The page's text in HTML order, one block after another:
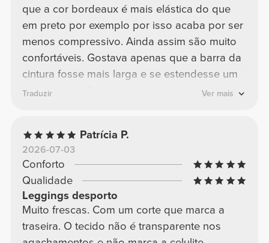
que a cor bordeaux é mais elástica do que
em preto por exemplo por isso acaba por ser
menos compressivo. Ainda assim são muito
confortáveis. Gostava apenas que a barra da
cintura fosse mais larga e se estendesse um
pouco mais abaixo
Traduzir Ver mais
Patrícia P.
2026-07-03
Conforto
Qualidade
Leggings desporto
Muito frescas. Com um corte que marca a
traseira. O tecido não é transparente nos